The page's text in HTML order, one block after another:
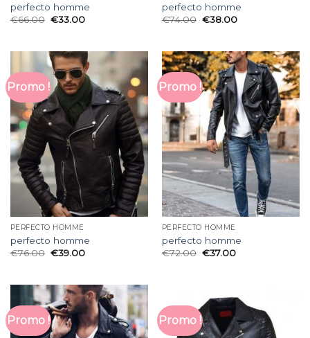
perfecto homme
€66.00 €33.00
perfecto homme
€74.00 €38.00
Promo !
PERFECTO HOMME
perfecto homme
€76.00 €39.00
Promo !
PERFECTO HOMME
perfecto homme
€72.00 €37.00
Promo ! Promo !